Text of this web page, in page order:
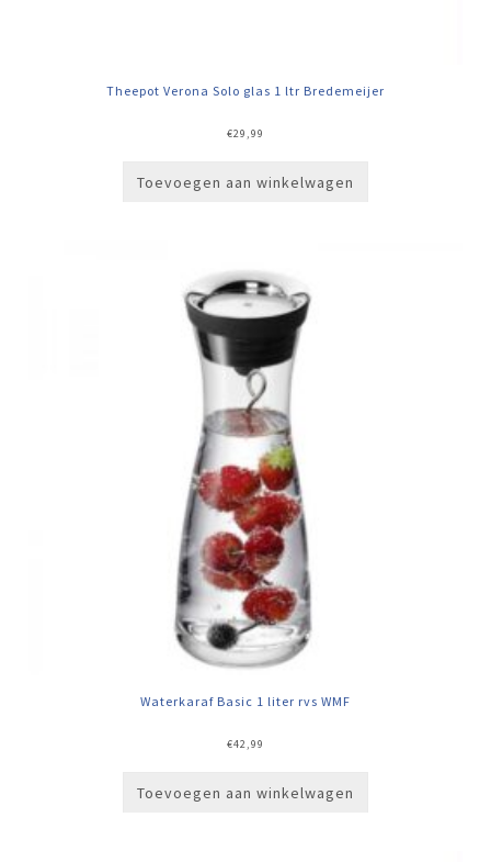
Theepot Verona Solo glas 1 ltr Bredemeijer
€29,99
Toevoegen aan winkelwagen
Waterkaraf Basic 1 liter rvs WMF
€42,99
Toevoegen aan winkelwagen